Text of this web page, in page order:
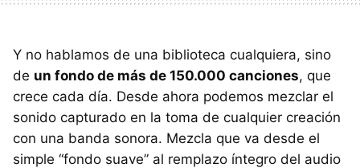
Y no hablamos de una biblioteca cualquiera, sino
de un fondo de más de 150.000 canciones, que
crece cada día. Desde ahora podemos mezclar el
sonido capturado en la toma de cualquier creación
con una banda sonora. Mezcla que va desde el
simple “fondo suave” al remplazo íntegro del audio